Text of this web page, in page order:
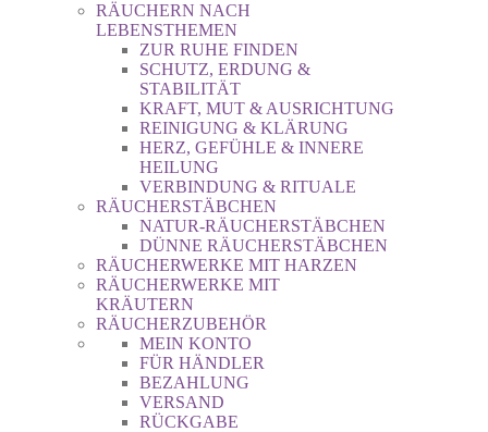
RÄUCHERN NACH
LEBENSTHEMEN
ZUR RUHE FINDEN
SCHUTZ, ERDUNG &
STABILITÄT
KRAFT, MUT & AUSRICHTUNG
REINIGUNG & KLÄRUNG
HERZ, GEFÜHLE & INNERE
HEILUNG
VERBINDUNG & RITUALE
RÄUCHERSTÄBCHEN
NATUR-RÄUCHERSTÄBCHEN
DÜNNE RÄUCHERSTÄBCHEN
RÄUCHERWERKE MIT HARZEN
RÄUCHERWERKE MIT
KRÄUTERN
RÄUCHERZUBEHÖR
MEIN KONTO
FÜR HÄNDLER
BEZAHLUNG
VERSAND
RÜCKGABE